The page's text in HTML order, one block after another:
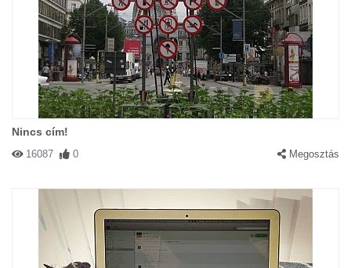
Nincs cím!
16087 0 Megosztás